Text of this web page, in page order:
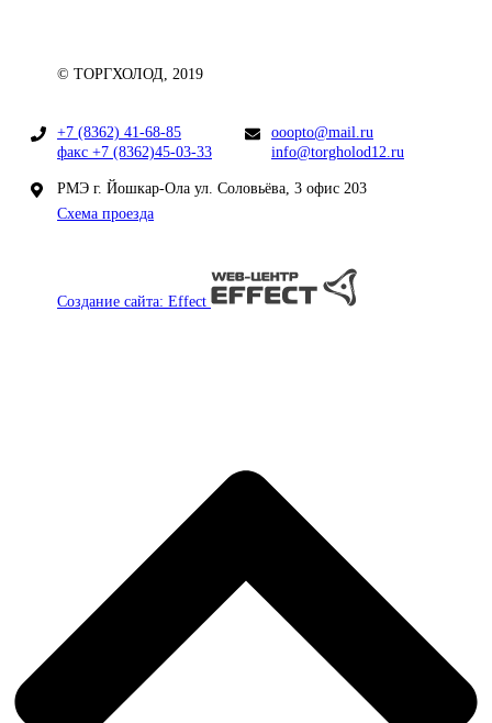
© ТОРГХОЛОД, 2019
+7 (8362) 41-68-85
факс +7 (8362)45-03-33
ooopto@mail.ru
info@torgholod12.ru
РМЭ г. Йошкар-Ола ул. Соловьёва, 3 офис 203
Схема проезда
Создание сайта: Effect